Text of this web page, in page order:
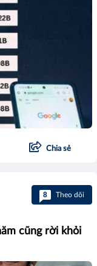
Chia sẻ
8 Theo dõi
cũng rời khỏi